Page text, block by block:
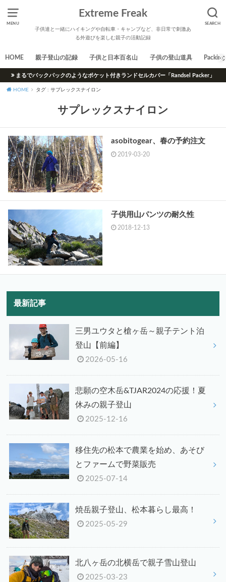
MENU SEARCH
Extreme Freak
子供達と一緒にハイキングや自転車・キャンプなど、非日常で刺激あ
る外遊びを楽しむ親子の活動記録
HOME 親子登山の記録 子供と日本百名山 子供の登山道具 Packing
まるでバックパックのようなポケット付きランドセルカバー「Randsel Packer」
HOME タグ : サプレックスナイロン
サプレックスナイロン
asobitogear、春の予約注文
2019-03-20
子供用山パンツの耐久性
2018-12-13
最新記事
三男ユウタと槍ヶ岳～親子テント泊
登山【前編】
2026-05-16
悲願の空木岳&TJAR2024の応援！夏
休みの親子登山
2025-12-16
移住先の松本で農業を始め、あそび
とファームで野菜販売
2025-07-14
焼岳親子登山、松本暮らし最高！
2025-05-29
北八ヶ岳の北横岳で親子雪山登山
2025-03-23